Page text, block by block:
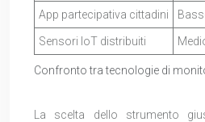
Confronto tra tecnologie di
App partecipativa cittadini
Sensori IoT distribuiti
La scelta dello strumento